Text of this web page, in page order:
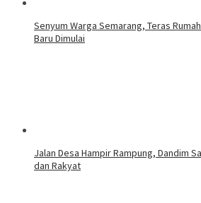
Senyum Warga Semarang, Teras
Baru Dimulai
Jalan Desa Hampir Rampung, Dandim
dan Rakyat